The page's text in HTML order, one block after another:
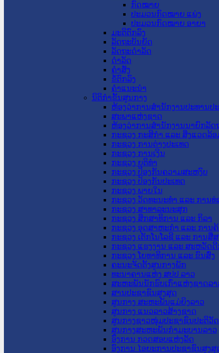
ກົດໝາຍ
ປະມວນກົດໝາຍ ແພ່ງ
ປະມວນກົດໝາຍ ອາຍາ
ມະຕິຕົກລົງ
ລັດຖະບັນຍັດ
ລັດຖະດໍາລັດ
ດໍາລັດ
ຄໍາສັ່ງ
ຂໍ້ຕົກລົງ
ຄໍາແນະນໍາ
ນິຕິກຳຂັ້ນສູນກາງ
ຫ້ອງວ່າການສໍານັກງານປະທານປ
ສະພາແຫ່ງຊາດ
ຫ້ອງວ່າການສຳນັກງານນາຍົກລັດ
ກະຊວງ ກະສິກຳ ແລະ ສິ່ງແວດລ້ອ
ກະຊວງ ການຕ່າງປະເທດ
ກະຊວງ ການເງິນ
ກະຊວງ ຍຸຕິທໍາ
ກະຊວງ ປ້ອງກັນຄວາມສະຫງົບ
ກະຊວງ ປ້ອງກັນປະເທດ
ກະຊວງ ພາຍໃນ
ກະຊວງ ວັດທະນະທຳ ແລະ ການທ່
ກະຊວງ ສາທາລະນະສຸກ
ກະຊວງ ສຶກສາທິການ ແລະ ກິລາ
ກະຊວງ ອຸດສາຫະກຳ ແລະ ການຄ້
ກະຊວງ ເຕັກໂນໂລຊີ ແລະ ການສື່
ກະຊວງ ແຮງງານ ແລະ ສະຫວັດ
ກະຊວງ ໂຍທາທິການ ແລະ ຂົນສົ່ງ
ຄະນະຈັດຕັ້ງສູນກາງພັກ
ທະນາຄານແຫ່ງ ສປປ ລາວ
ສະຫະພັນນັກຮົບເກົ່າແຫ່ງຊາດລາ
ສານປະຊາຊົນສູງສຸດ
ສູນກາງ ສະຫະພັນແມ່ຍິງລາວ
ສູນກາງ ແນວລາວສ້າງຊາດ
ສູນກາງຊາວໜຸ່ມປະຊາຊົນປະຕິວັ
ສູນກາງສະຫະພັນກຳມະບານລາວ
ອົງການ ກວດສອບແຫ່ງລັດ
ອົງການ ໄອຍະການປະຊາຊົນສູງສຸ